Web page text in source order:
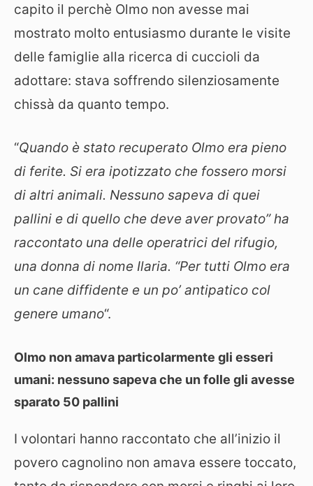
capito il perchè Olmo non avesse mai
mostrato molto entusiasmo durante le visite
delle famiglie alla ricerca di cuccioli da
adottare: stava soffrendo silenziosamente
chissà da quanto tempo.
“Quando è stato recuperato Olmo era pieno
di ferite. Si era ipotizzato che fossero morsi
di altri animali. Nessuno sapeva di quei
pallini e di quello che deve aver provato” ha
raccontato una delle operatrici del rifugio,
una donna di nome Ilaria. “Per tutti Olmo era
un cane diffidente e un po’ antipatico col
genere umano“.
Olmo non amava particolarmente gli esseri
umani: nessuno sapeva che un folle gli avesse
sparato 50 pallini
I volontari hanno raccontato che all’inizio il
povero cagnolino non amava essere toccato,